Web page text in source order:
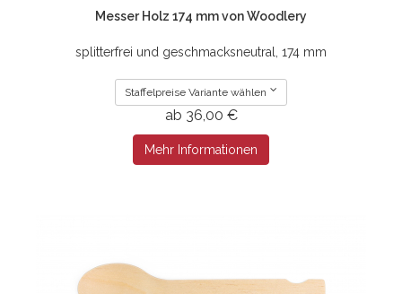
Messer Holz 174 mm von Woodlery
splitterfrei und geschmacksneutral, 174 mm
Staffelpreise Variante wählen
ab 36,00 €
Mehr Informationen